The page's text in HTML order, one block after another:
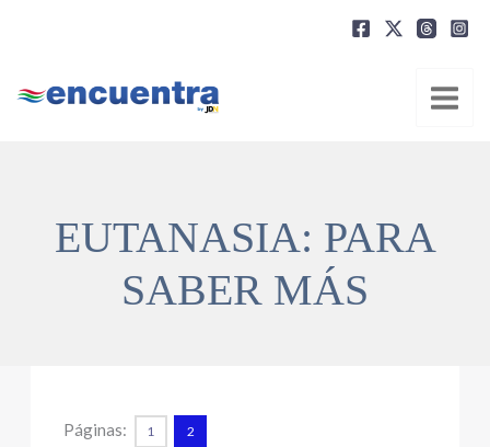
EUTANASIA: PARA
SABER MÁS
Páginas: 1 2